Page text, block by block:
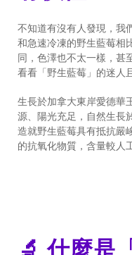
不知道有沒有人發現，我
和急速冷凍的野生藍莓相
同，色澤也不太一樣，甚
看看「野生藍莓」的迷人
生長於加拿大東岸愛德華
源、陽光充足，自然生長
造就野生藍莓具有抵抗嚴
的抗氧化物質，含量較人
🔬 什麼是